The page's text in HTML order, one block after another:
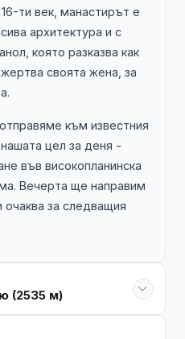
ти век, манастирът е
архитектура и с
която разказва как
своята жена, за
към известния
цел за деня -
във високопланинска
Вечерта ще направим
очаква за следващия
(2535 м)